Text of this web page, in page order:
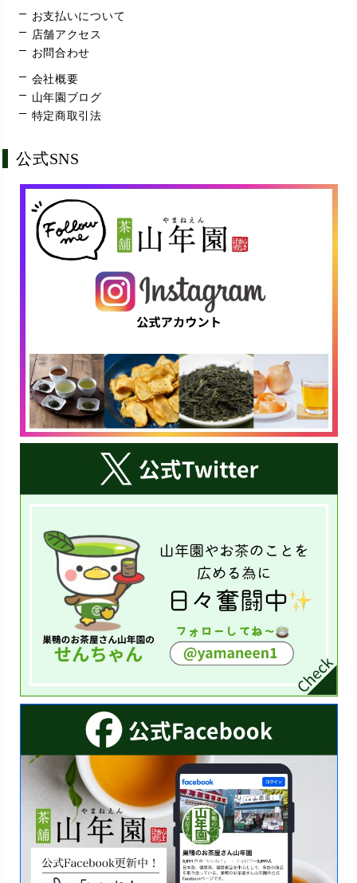
お支払いについて
店舗アクセス
お問合わせ
会社概要
山年園ブログ
特定商取引法
公式SNS